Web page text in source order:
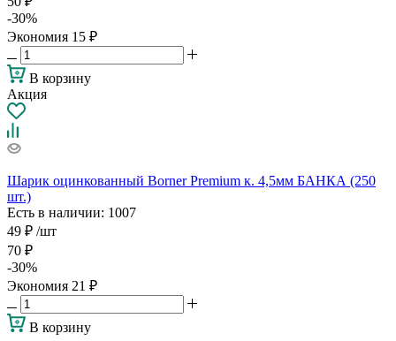
-30%
Экономия 15 ₽
В корзину
Акция
Шарик оцинкованный Borner Premium к. 4,5мм БАНКА (250
шт.)
Есть в наличии: 1007
49 ₽ /шт
70 ₽
-30%
Экономия 21 ₽
В корзину